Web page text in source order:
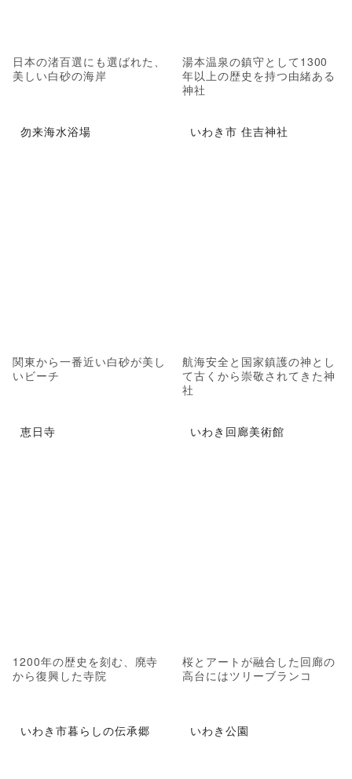
日本の渚百選にも選ばれた、
美しい白砂の海岸
湯本温泉の鎮守として1300
年以上の歴史を持つ由緒ある
神社
勿来海水浴場
関東から一番近い白砂が美し
いビーチ
いわき市 住吉神社
航海安全と国家鎮護の神とし
て古くから崇敬されてきた神
社
恵日寺
1200年の歴史を刻む、廃寺
から復興した寺院
いわき回廊美術館
桜とアートが融合した回廊の
高台にはツリーブランコ
いわき市暮らしの伝承郷 いわき公園